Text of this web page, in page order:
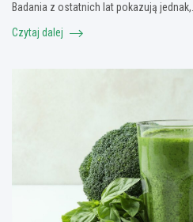
Badania z ostatnich lat pokazują
Czytaj dalej